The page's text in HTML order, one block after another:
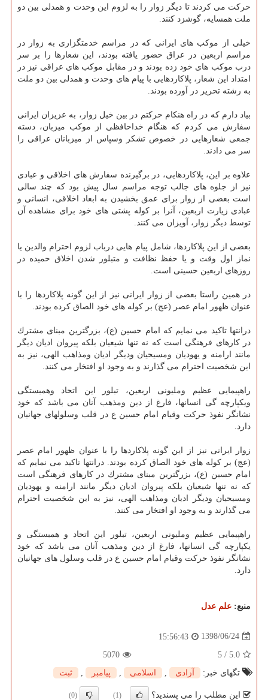
حركت می كردند تا دیگر زوار را به لزوم این وحدت و همدلی بین دو
ملت همسایه، گوشزد كنند.
خیلی از موكب های ایرانی كه در مراسم خدمتگزاری به زوار در
مراسم اربعین در عراق حضور یافته بودند، این شعارها را بر سر
درب موكب های خود زده بودند و در مقابل موكب های عراقی نیز در
امتداد این شعار، پلاكاردهایی با پیام های وحدت و همدلی بین دو ملت
به رشته تحریر در آورده بودند.
بیاد دارم كه در راه هنكام حركتم در بین خیل زوار، به عزیزان ایرانی
سفارش می كردم كه هنگام خداحافظی از موكب میزبان، دسته
جمعی شعارهایی در خصوص تشكر وسپاس از میزبانان عراقی را
سر می دادند.
علاوه بر این، پلاكاردهایی، در برگیرنده سفارش های اخلاقی و عبادی
نیز از جلوه های جالب توجه مراسم سال پیش بود كه چند سالی
است بعضی از زوار برای عمق بخشیدن به ابعاد اخلاقی، انسانی و
عبادی زیارت اربعین، آنرا بر كوله پشتی های خود برای مشاهده آن
توسط دیگر زوار، آویزان می كنند.
بعضی از این پلاكاردها، شامل پیام هایی درباب لزوم احترام والدین یا
نماز اول وقت و یا حفظ نظافت و متبلور شدن اخلاق حمیده در
روزهای اربعین حسینی است.
در همین راستا بعضی از زوار ایرانی نیز از این گونه پلاكاردها را با
عنوان ظهور امام عصر (عج) بر كوله های خود الصاق كرده بودند.
درانتها تاكید می نمایم كه امام حسین (ع)، بزرگترین مبنای مشترك
در كارهای فرهنگی است كه نه تنها شیعیان بلكه پیروان ادیان دیگر
مانند ارامنه و یهودیان ومسیحیان ودیگر ادیان ومذاهب الهی، نیز به
این شخصیت احترام می گذارند و به وجود او افتخار می كنند.
راهپیمایی عظیم وملیونی اربعین، تبلور این اتحاد وهمبستگی
ویكپارچه گی انسانها، فارغ از دین ومذهب آنان می باشد كه خود
نشانگر نفوذ حركت وقیام امام حسین ع در قلب وسلولهای جهانیان
دارد.
زوار ایرانی نیز از این گونه پلاكاردها را با عنوان ظهور امام عصر
(عج) بر كوله های خود الصاق كرده بودند. درانتها تاكید می نمایم كه
امام حسین (ع)، بزرگترین مبنای مشترك در كارهای فرهنگی است
كه نه تنها شیعیان بلكه پیروان ادیان دیگر مانند ارامنه و یهودیان
ومسیحیان ودیگر ادیان ومذاهب الهی، نیز به این شخصیت احترام
می گذارند و به وجود او افتخار می كنند.
راهپیمایی عظیم وملیونی اربعین، تبلور این اتحاد و همبستگی و
یكپارچه گی انسانها، فارغ از دین ومذهب آنان می باشد كه خود
نشانگر نفوذ حركت وقیام امام حسین ع در قلب وسلول های جهانیان
دارد.
منبع: علم عدل
1398/06/24
15:56:43
5.0
/
5
5070
تگهای خبر:
آزادی اسلامی پیامبر ثبت
این مطلب را می پسندید؟ (1)
(0)